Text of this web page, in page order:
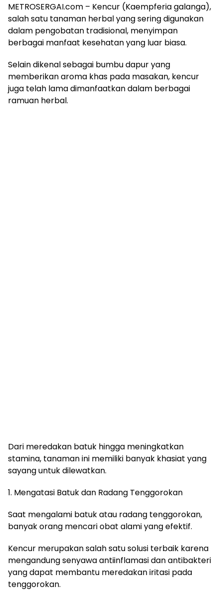
METROSERGAI.com – Kencur (Kaempferia galanga),
salah satu tanaman herbal yang sering digunakan
dalam pengobatan tradisional, menyimpan
berbagai manfaat kesehatan yang luar biasa.
Selain dikenal sebagai bumbu dapur yang
memberikan aroma khas pada masakan, kencur
juga telah lama dimanfaatkan dalam berbagai
ramuan herbal.
Dari meredakan batuk hingga meningkatkan
stamina, tanaman ini memiliki banyak khasiat yang
sayang untuk dilewatkan.
1. Mengatasi Batuk dan Radang Tenggorokan
Saat mengalami batuk atau radang tenggorokan,
banyak orang mencari obat alami yang efektif.
Kencur merupakan salah satu solusi terbaik karena
mengandung senyawa antiinflamasi dan antibakteri
yang dapat membantu meredakan iritasi pada
tenggorokan.